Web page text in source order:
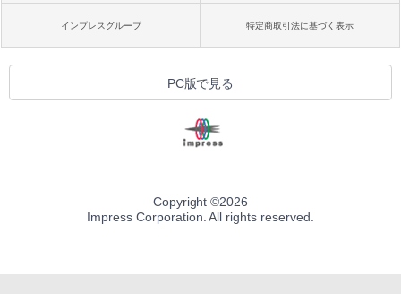
インプレスグループ 特定商取引法に基づく表示
PC版で見る
Copyright ©2026
Impress Corporation. All rights reserved.